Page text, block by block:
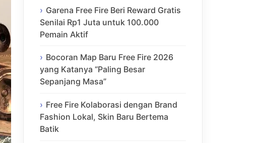
Garena Free Fire Beri Reward Gratis
Senilai Rp1 Juta untuk 100.000
Pemain Aktif
Bocoran Map Baru Free Fire 2026
yang Katanya “Paling Besar
Sepanjang Masa”
Free Fire Kolaborasi dengan Brand
Fashion Lokal, Skin Baru Bertema
Batik